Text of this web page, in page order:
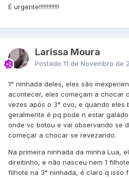
abandonar também?
É urgente!!!!!!!!!!!!!
Larissa Moura
Postado 11 de Novembro de
1° ninhada deles, eles são
acontecer, eles começam a chocar
vezes após o 3° ovo, e quando eles
geralmente é pq pode n estar
onde vc botou e vai observando se
começar a chocar se revezando.
Na primeira ninhada da minha Lua,
direitinho, e não nasceu nem 1
filhote na 3° ninhada, é claro q isso